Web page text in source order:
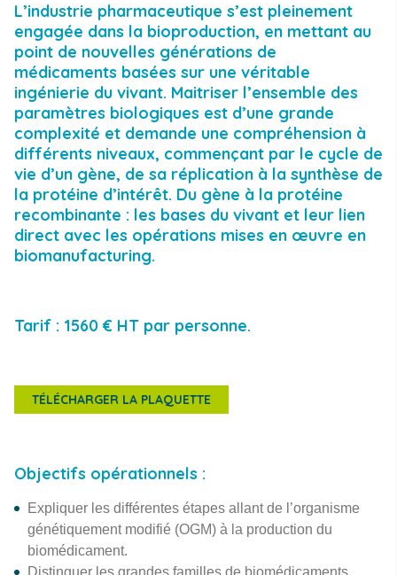
L’industrie pharmaceutique s’est pleinement
engagée dans la bioproduction, en mettant au
point de nouvelles générations de
médicaments basées sur une véritable
ingénierie du vivant. Maitriser l’ensemble des
paramètres biologiques est d’une grande
complexité et demande une compréhension à
différents niveaux, commençant par le cycle de
vie d’un gène, de sa réplication à la synthèse de
la protéine d’intérêt. Du gène à la protéine
recombinante : les bases du vivant et leur lien
direct avec les opérations mises en œuvre en
biomanufacturing.
Tarif : 1560 € HT par personne.
TÉLÉCHARGER LA PLAQUETTE
Objectifs opérationnels :
Expliquer les différentes étapes allant de l’organisme
génétiquement modifié (OGM) à la production du
biomédicament.
Distinguer les grandes familles de biomédicaments.